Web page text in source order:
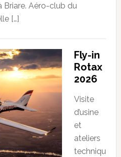
Briare. Aéro-club du
[…]
Fly-in
Rotax
2026
Visite
d’usine
et
ateliers
techniqu